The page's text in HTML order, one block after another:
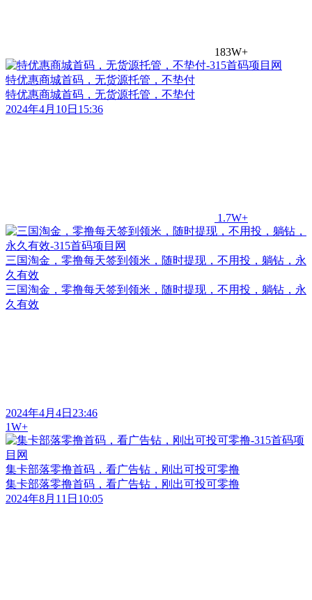
183W+
特优惠商城首码，无货源托管，不垫付
特优惠商城首码，无货源托管，不垫付
2024年4月10日15:36
1.7W+
三国淘金，零撸每天签到领米，随时提现，不用投，躺钻，永
久有效
三国淘金，零撸每天签到领米，随时提现，不用投，躺钻，永
久有效
2024年4月4日23:46
1W+
集卡部落零撸首码，看广告钻，刚出可投可零撸
集卡部落零撸首码，看广告钻，刚出可投可零撸
2024年8月11日10:05